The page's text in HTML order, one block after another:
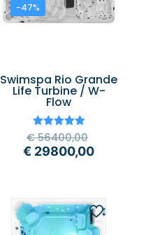
-47%
Swimspa Rio Grande
Life Turbine / W-
Flow
Bewertet
mit
5.00
€56400,00
€ 29800,00